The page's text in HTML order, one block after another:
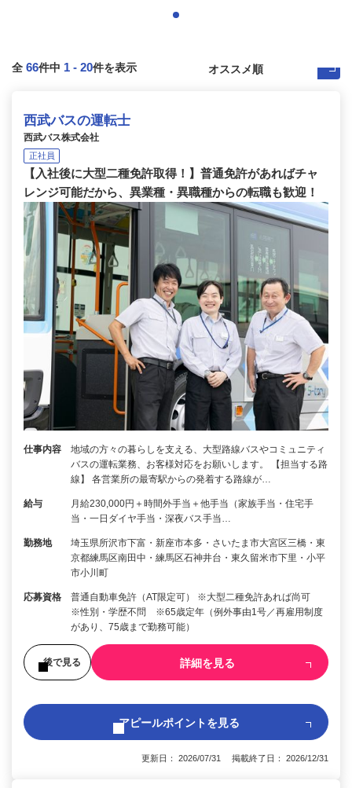
全 66件中 1 - 20件を表示
西武バスの運転士
西武バス株式会社
正社員
【入社後に大型二種免許取得！】普通免許があればチャ
レンジ可能だから、異業種・異職種からの転職も歓迎！
仕事内容
地域の方々の暮らしを支える、大型路線バスやコミュニティ
バスの運転業務、お客様対応をお願いします。 【担当する路
線】 各営業所の最寄駅からの発着する路線が…
給与
月給230,000円＋時間外手当＋他手当（家族手当・住宅手
当・一日ダイヤ手当・深夜バス手当…
勤務地
埼玉県所沢市下富・新座市本多・さいたま市大宮区三橋・東
京都練馬区南田中・練馬区石神井台・東久留米市下里・小平
市小川町
応募資格
普通自動車免許（AT限定可） ※大型二種免許あれば尚可
※性別・学歴不問 ※65歳定年（例外事由1号／再雇用制度
があり、75歳まで勤務可能）
後で見る 詳細を見る
アピールポイントを見る
更新日： 2026/07/31 掲載終了日： 2026/12/31